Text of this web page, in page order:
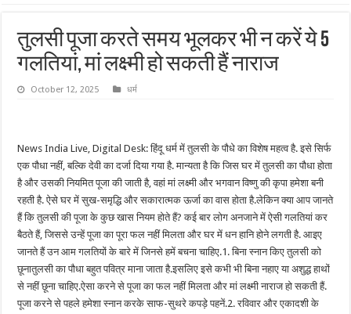
तुलसी पूजा करते समय भूलकर भी न करें ये 5
गलतियां, मां लक्ष्मी हो सकती हैं नाराज
October 12, 2025 धर्म
News India Live, Digital Desk: हिंदू धर्म में तुलसी के पौधे का विशेष महत्व है. इसे सिर्फ
एक पौधा नहीं, बल्कि देवी का दर्जा दिया गया है. मान्यता है कि जिस घर में तुलसी का पौधा होता
है और उसकी नियमित पूजा की जाती है, वहां मां लक्ष्मी और भगवान विष्णु की कृपा हमेशा बनी
रहती है. ऐसे घर में सुख-समृद्धि और सकारात्मक ऊर्जा का वास होता है.लेकिन क्या आप जानते
हैं कि तुलसी की पूजा के कुछ खास नियम होते हैं? कई बार लोग अनजाने में ऐसी गलतियां कर
बैठते हैं, जिससे उन्हें पूजा का पूरा फल नहीं मिलता और घर में धन हानि होने लगती है. आइए
जानते हैं उन आम गलतियों के बारे में जिनसे हमें बचना चाहिए.1. बिना स्नान किए तुलसी को
छूनातुलसी का पौधा बहुत पवित्र माना जाता है.इसलिए इसे कभी भी बिना नहाए या अशुद्ध हाथों
से नहीं छूना चाहिए.ऐसा करने से पूजा का फल नहीं मिलता और मां लक्ष्मी नाराज हो सकती हैं.
पूजा करने से पहले हमेशा स्नान करके साफ-सुथरे कपड़े पहनें.2. रविवार और एकादशी के